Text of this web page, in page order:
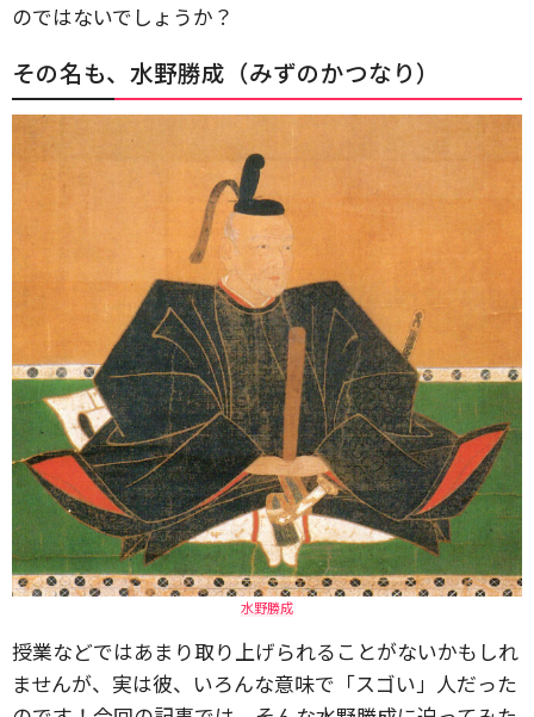
のではないでしょうか？
その名も、水野勝成（みずのかつなり）
水野勝成
授業などではあまり取り上げられることがないかもしれ
ませんが、実は彼、いろんな意味で「スゴい」人だった